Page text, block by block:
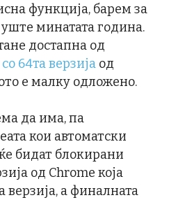
функција, барем за
минатата година.
достапна од
64та верзија од
е малку одложено.
да има, па
кои автоматски
бидат блокирани
од Chrome која
верзија, а финалната